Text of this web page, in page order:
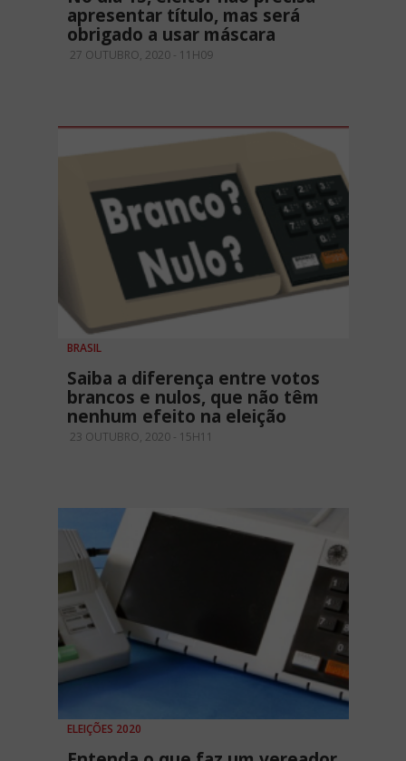
apresentar título, mas será
obrigado a usar máscara
27 OUTUBRO, 2020 - 11H09
BRASIL
Saiba a diferença entre votos
brancos e nulos, que não têm
nenhum efeito na eleição
23 OUTUBRO, 2020 - 15H11
ELEIÇÕES 2020